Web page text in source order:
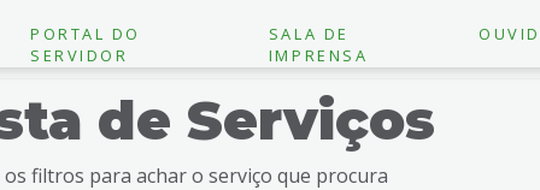
PORTAL DO
SERVIDOR
SALA DE
IMPRENSA
de Serviços
os filtros para achar o serviço que procura